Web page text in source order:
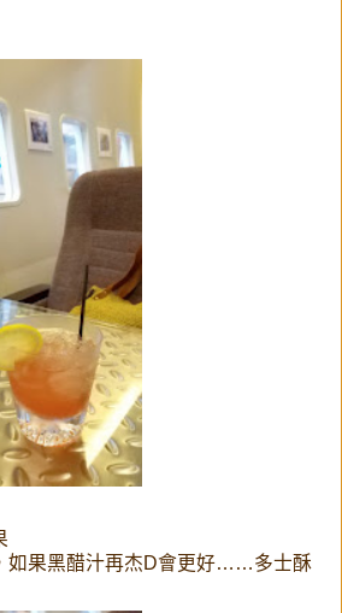
如果黑醋汁再杰D會更好……多士酥